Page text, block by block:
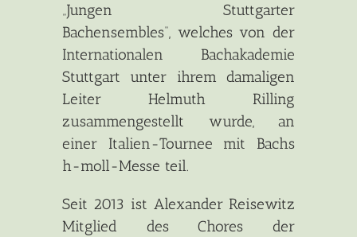
„Jungen Stuttgarter
Bachensembles“, welches von der
Internationalen Bachakademie
Stuttgart unter ihrem damaligen
Leiter Helmuth Rilling
zusammengestellt wurde, an
einer Italien-Tournee mit Bachs
h-moll-Messe teil.
Seit 2013 ist Alexander Reisewitz
Mitglied des Chores der